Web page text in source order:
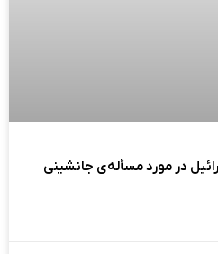
در مورد مسأله‌ی جانشینی